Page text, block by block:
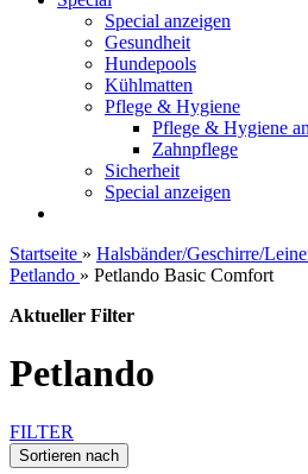
Special anzeigen
Gesundheit
Hundepools
Kühlmatten
Pflege & Hygiene
Pflege & Hygiene
Zahnpflege
Sicherheit
Special anzeigen
Startseite » Halsbänder/Geschirre/
Petlando » Petlando Basic Comfort
Aktueller Filter
Petlando
FILTER
Sortieren nach